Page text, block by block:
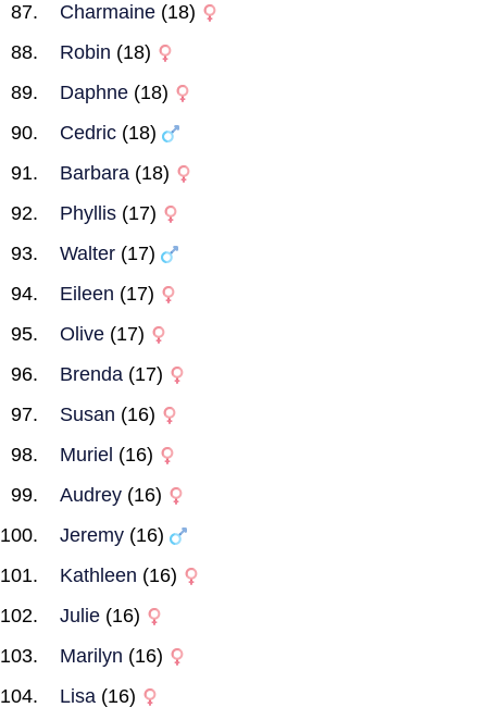
Charmaine (18)
Robin (18)
Daphne (18)
Cedric (18)
Barbara (18)
Phyllis (17)
Walter (17)
Eileen (17)
Olive (17)
Brenda (17)
Susan (16)
Muriel (16)
Audrey (16)
Jeremy (16)
Kathleen (16)
Julie (16)
Marilyn (16)
Lisa (16)